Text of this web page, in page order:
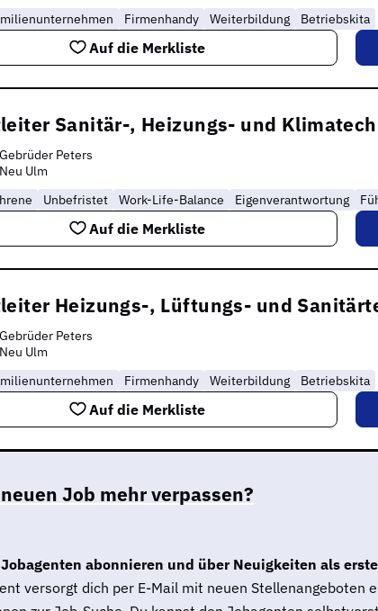
Firmenhandy Weiterbildung Betriebskita
Auf die Merkliste
Sanitär-, Heizungs- und
Gebrüder Peters
Neu Ulm
Unbefristet Work-Life-Balance Eigenverantwortung
Auf die Merkliste
Heizungs-, Lüftungs- und
Gebrüder Peters
Neu Ulm
Firmenhandy Weiterbildung Betriebskita
Auf die Merkliste
Job mehr verpassen?
abonnieren und über Neuigkeiten als
versorgt dich per E-Mail mit neuen Stellenangeboten